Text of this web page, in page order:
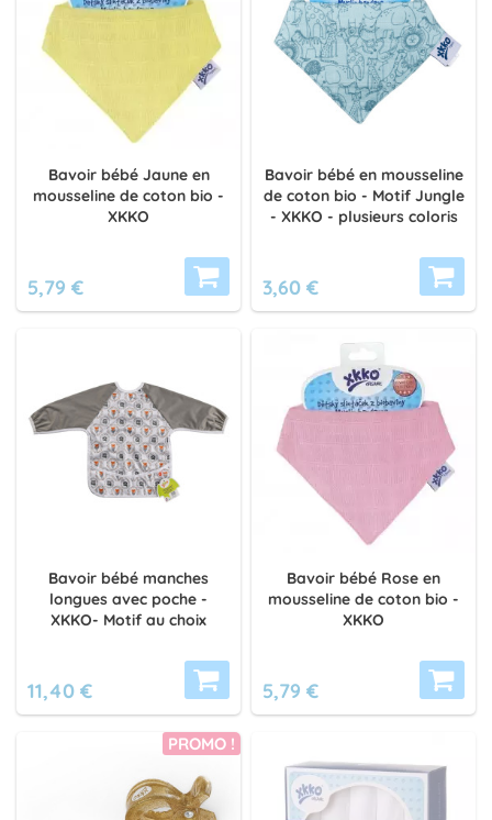
Bavoir bébé Jaune en
mousseline de coton bio -
XKKO
5,79 €
Bavoir bébé en mousseline
de coton bio - Motif Jungle
- XKKO - plusieurs coloris
3,60 €
Bavoir bébé manches
longues avec poche -
XKKO- Motif au choix
11,40 €
Bavoir bébé Rose en
mousseline de coton bio -
XKKO
5,79 €
PROMO !